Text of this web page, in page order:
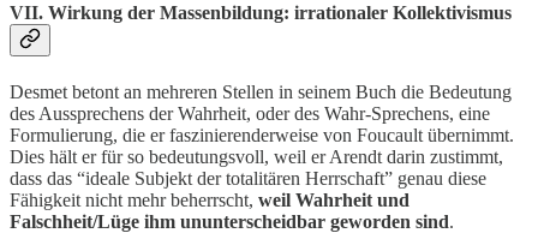
VII. Wirkung der Massenbildung: irrationaler Kollektivismus
Desmet betont an mehreren Stellen in seinem Buch die Bedeutung
des Aussprechens der Wahrheit, oder des Wahr-Sprechens, eine
Formulierung, die er faszinierenderweise von Foucault übernimmt.
Dies hält er für so bedeutungsvoll, weil er Arendt darin zustimmt,
dass das “ideale Subjekt der totalitären Herrschaft” genau diese
Fähigkeit nicht mehr beherrscht, weil Wahrheit und
Falschheit/Lüge ihm ununterscheidbar geworden sind.